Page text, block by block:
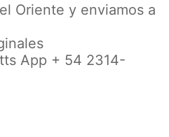
Oriente y enviamos a
App + 54 2314-